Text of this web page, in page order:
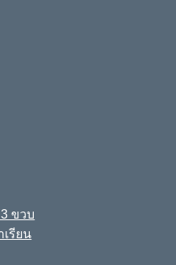
ขวบ
เรียน